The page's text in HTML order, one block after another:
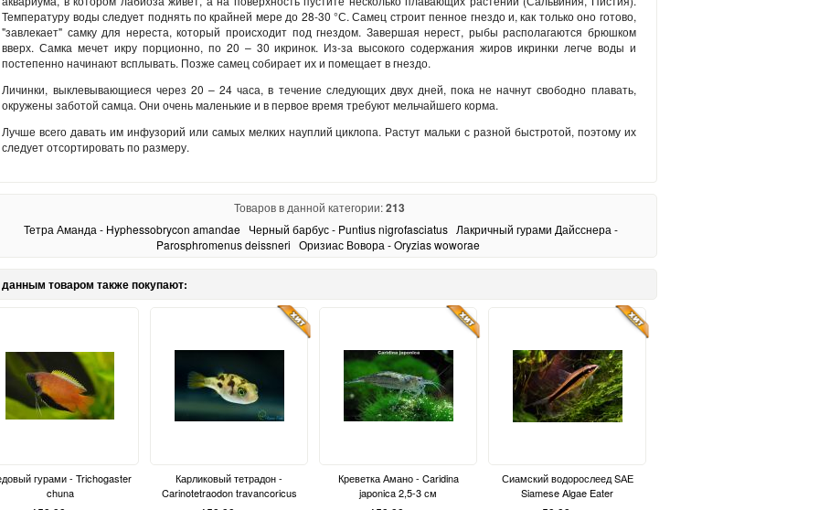
Температуру воды следует поднять по крайней мере до 28-30 °С. Самец строит пенное гнездо и, как только оно готово,
"завлекает" самку для нереста, который происходит под гнездом. Завершая нерест, рыбы располагаются брюшком
вверх. Самка мечет икру порционно, по 20 – 30 икринок. Из-за высокого содержания жиров икринки легче воды и
постепенно начинают всплывать. Позже самец собирает их и помещает в гнездо.
Личинки, выклевывающиеся через 20 – 24 часа, в течение следующих двух дней, пока не начнут свободно плавать,
окружены заботой самца. Они очень маленькие и в первое время требуют мельчайшего корма.
Лучше всего давать им инфузорий или самых мелких науплий циклопа. Растут мальки с разной быстротой, поэтому их
следует отсортировать по размеру.
Товаров в данной категории:213
Тетра Аманда - Hyphessobrycon amandae Черный барбус - Puntius nigrofasciatus
Лакричный гурами Дайсснера -
Parosphromenus deissneri Оризиас Вовора - Oryzias woworae
товаром также покупают:
гурами - Trichogaster
chuna
Карликовый тетрадон -
Carinotetraodon travancoricus
Креветка Амано - Caridina
japonica 2,5-3 см
Сиамский водорослеед SАЕ
Siamese Algae Eater